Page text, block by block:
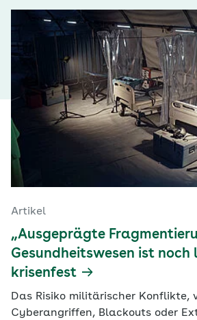
Artikel
„Ausgeprägte
Gesundheitswesen ist
krisenfest
Das Risiko militärischer Konflikte,
Cyberangriffen, Blackouts oder